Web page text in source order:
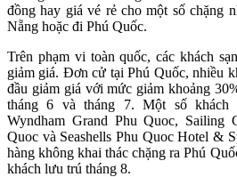
đồng hay giá vé rẻ cho một số
Nẵng hoặc đi Phú Quốc.
Trên phạm vi toàn quốc, các khách
giảm giá. Đơn cử tại Phú Quốc, nhiều
đầu giảm giá với mức giảm khoảng
tháng 6 và tháng 7. Một số khách
Wyndham Grand Phu Quoc, Sailing
Quoc và Seashells Phu Quoc Hotel &
hàng không khai thác chặng ra Phú
khách lưu trú tháng 8.